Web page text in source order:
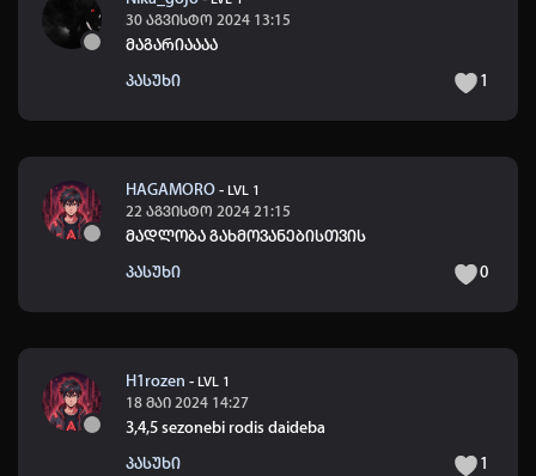
30 აგვისტო 2024 13:15
მაგარიაააა
პასუხი 1
HAGAMORO - LVL 1
22 აგვისტო 2024 21:15
მადლობა გახმოვანებისთვის
პასუხი 0
H1rozen - LVL 1
18 მაი 2024 14:27
3,4,5 sezonebi rodis daideba
პასუხი 1